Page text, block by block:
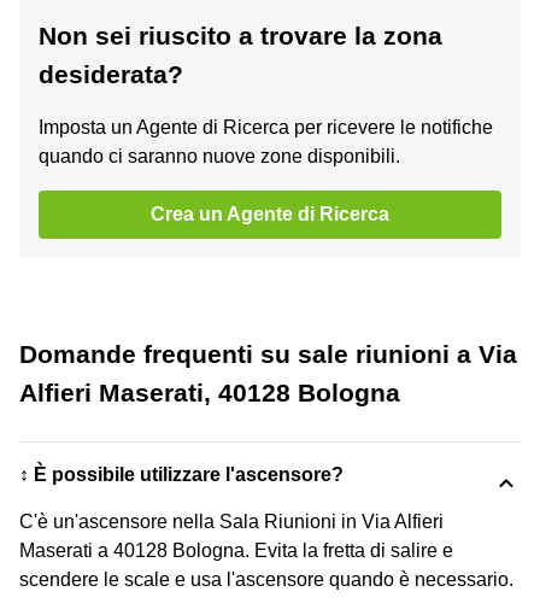
Non sei riuscito a trovare la zona
desiderata?
Imposta un Agente di Ricerca per ricevere le notifiche
quando ci saranno nuove zone disponibili.
Crea un Agente di Ricerca
Domande frequenti su sale riunioni a Via
Alfieri Maserati, 40128 Bologna
↕️ È possibile utilizzare l'ascensore?
C'è un'ascensore nella Sala Riunioni in Via Alfieri
Maserati a 40128 Bologna. Evita la fretta di salire e
scendere le scale e usa l'ascensore quando è necessario.